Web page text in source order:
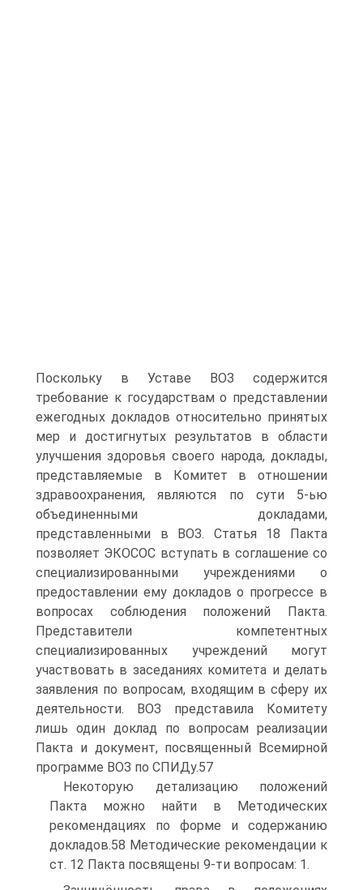
Поскольку в Уставе ВОЗ содержится
требование к государствам о представлении
ежегодных докладов относительно принятых
мер и достигнутых результатов в области
улучшения здоровья своего народа, доклады,
представляемые в Комитет в отношении
здравоохранения, являются по сути 5-ью
объединенными докладами,
представленными в ВОЗ. Статья 18 Пакта
позволяет ЭКОСОС вступать в соглашение со
специализированными учреждениями о
предоставлении ему докладов о прогрессе в
вопросах соблюдения положений Пакта.
Представители компетентных
специализированных учреждений могут
участвовать в заседаниях комитета и делать
заявления по вопросам, входящим в сферу их
деятельности. ВОЗ представила Комитету
лишь один доклад по вопросам реализации
Пакта и документ, посвященный Всемирной
программе ВОЗ по СПИДу.57
Некоторую детализацию положений
Пакта можно найти в Методических
рекомендациях по форме и содержанию
докладов.58 Методические рекомендации к
ст. 12 Пакта посвящены 9-ти вопросам: 1.